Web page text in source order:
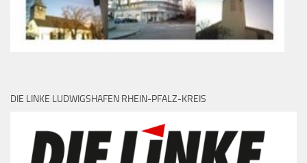
DIE LINKE LUDWIGSHAFEN RHEIN-PFALZ-KREIS